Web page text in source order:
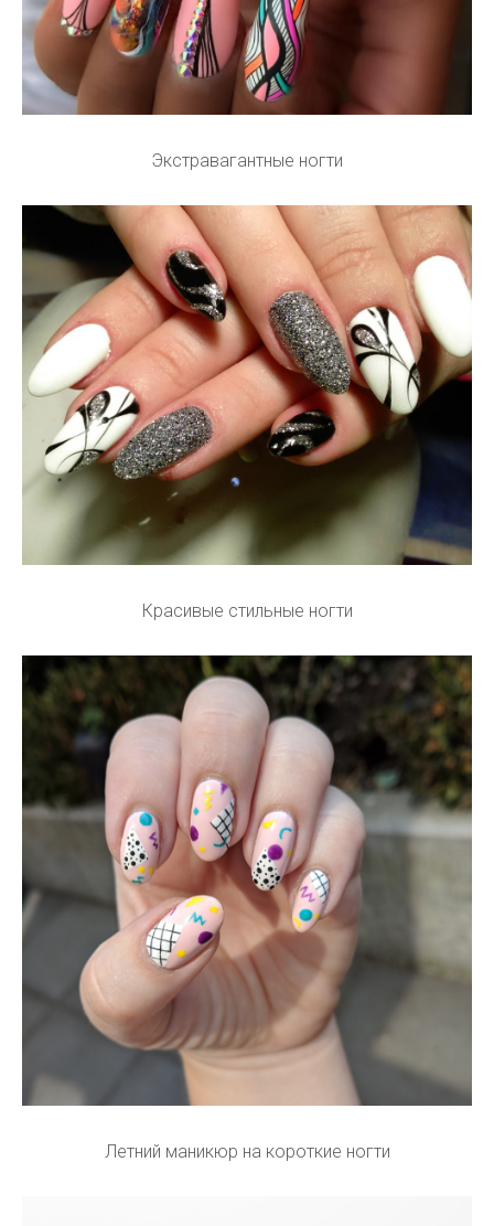
Экстравагантные ногти
Красивые стильные ногти
Летний маникюр на короткие ногти